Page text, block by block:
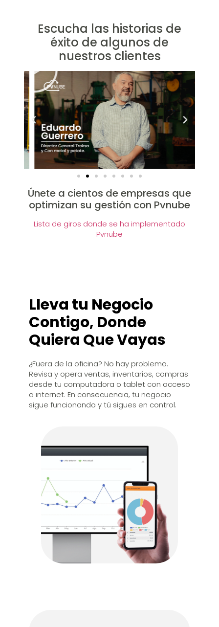
Escucha las historias de
éxito de algunos de
nuestros clientes
Únete a cientos de empresas que
optimizan su gestión con Pvnube
Lista de giros donde se ha implementado
Pvnube
Lleva tu Negocio
Contigo, Donde
Quiera Que Vayas
¿Fuera de la oficina? No hay problema.
Revisa y opera ventas, inventarios, compras
desde tu computadora o tablet con acceso
a internet. En consecuencia, tu negocio
sigue funcionando y tú sigues en control.